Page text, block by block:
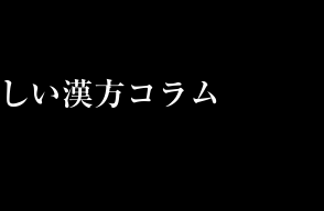
い漢方コラム